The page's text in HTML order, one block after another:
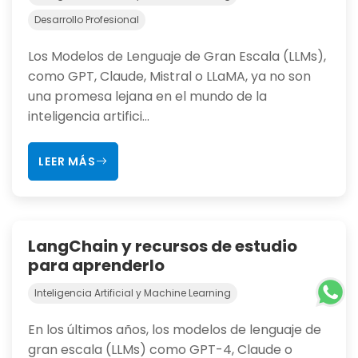
Desarrollo Profesional
Los Modelos de Lenguaje de Gran Escala (LLMs),
como GPT, Claude, Mistral o LLaMA, ya no son
una promesa lejana en el mundo de la
inteligencia artifici...
LEER MÁS
LangChain y recursos de estudio
para aprenderlo
Inteligencia Artificial y Machine Learning
En los últimos años, los modelos de lenguaje de
gran escala (LLMs) como GPT-4, Claude o